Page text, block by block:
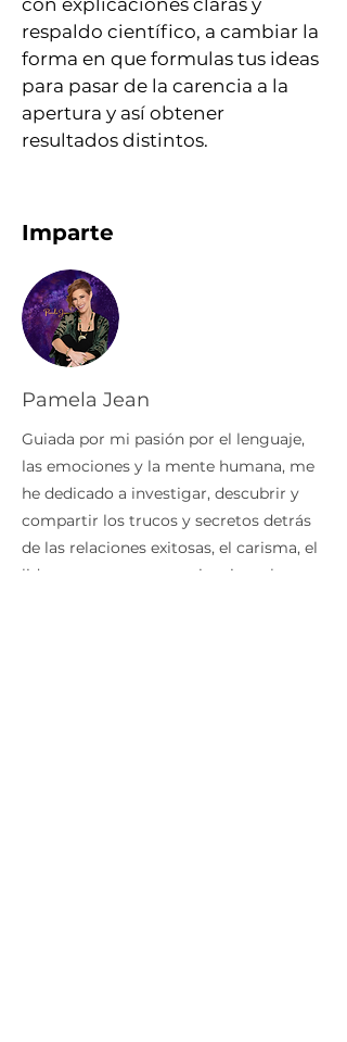
con explicaciones claras y
respaldo científico, a cambiar la
forma en que formulas tus ideas
para pasar de la carencia a la
apertura y así obtener
resultados distintos.
Imparte
Pamela Jean
Guiada por mi pasión por el lenguaje,
las emociones y la mente humana, me
he dedicado a investigar, descubrir y
compartir los trucos y secretos detrás
de las relaciones exitosas, el carisma, el
liderazgo que mueve e inspira, y la